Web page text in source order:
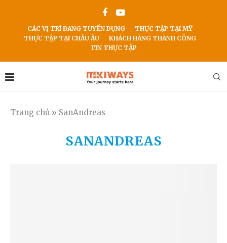
CÁC VỊ TRÍ ĐANG TUYỂN DỤNG
THỰC TẬP TẠI MỸ
THỰC TẬP TẠI CHÂU ÂU
KHÁCH HÀNG THÀNH CÔNG
TIN THỰC TẬP
Trang chủ » SanAndreas
SANANDREAS